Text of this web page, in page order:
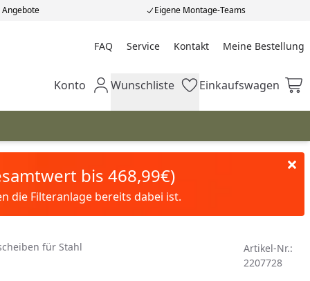
Eigene Montage-Teams
FAQ Service Kontakt Meine Bestellung
Meine Bestellung
Mein Konto
Konto Wunschliste
Wunschliste Einkaufswagen
Einkaufswagen
bis 468,99€)
die Filteranlage bereits dabei ist.
für Stahl
Artikel-Nr.:
2207728